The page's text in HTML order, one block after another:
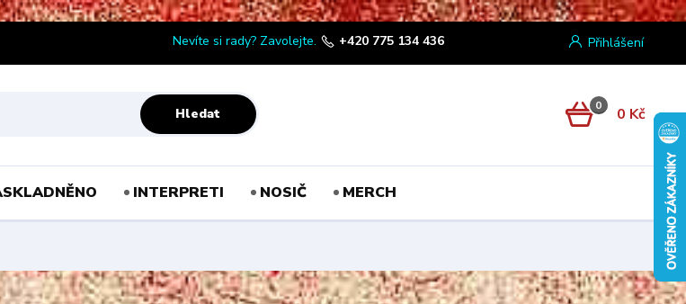
Přihlášení
Hledat
Nevíte si rady? Zavolejte. +420 775 134 436
0 0 Kč
INTERPRETI NOSIČ MERCH